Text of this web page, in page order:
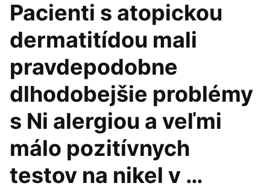
Pacienti s atopickou
dermatitídou mali
pravdepodobne
dlhodobejšie problémy
s Ni alergiou a veľmi
málo pozitívnych
testov na nikel v …